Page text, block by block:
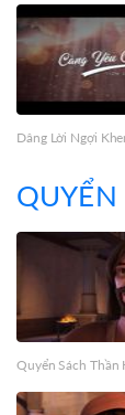
Dâng Lời Ngợi
Quyển Sách Thần